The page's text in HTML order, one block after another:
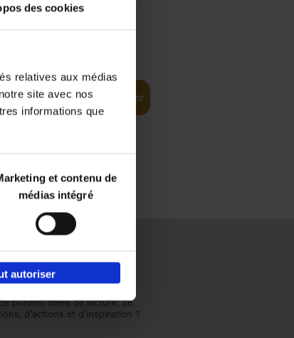
des cookies
relatives aux médias
site avec nos
informations que
et contenu de
médias intégré
autoriser
Ajouter au panier
bonnes idées de lecture, de
d’actions et d’inspiration ?